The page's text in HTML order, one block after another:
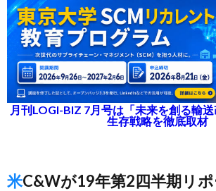
月刊LOGI-BIZ 7月号は「未来を創る輸
生存戦略を徹底取材
米C&Wが19年第2四半期リポート公表、物